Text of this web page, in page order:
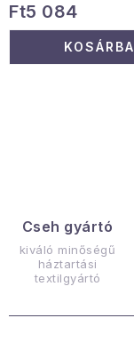
Ft5 084
KOSÁRBA
n
Cseh gyártó
kiváló minőségű
háztartási
textilgyártó